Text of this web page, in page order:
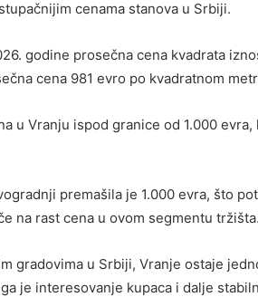
cenama stanova u Srbiji.
godine prosečna cena kvadrata
cena 981 evro po kvadratnom
u Vranju ispod granice od 1.000
premašila je 1.000 evra, što
na rast cena u ovom segmentu tržišta.
gradovima u Srbiji, Vranje ostaje
je interesovanje kupaca i dalje